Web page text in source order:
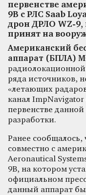
первенстве
9B с РЛС Saab
дрон ДРЛО WZ-9,
принят на
Американский
аппарат (БПЛА)
ряда источников,
«летающих
канал
первенстве
разработки.
Ранее сообщалось,
совместно с
Aeronautical
9B, на котором
официальном
данный аппарат